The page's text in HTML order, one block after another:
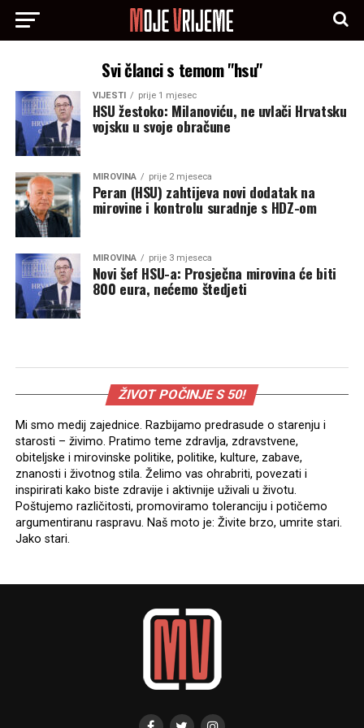
Svi članci s temom "hsu"
VIJESTI prije 1 mjesec
HSU žestoko: Milanoviću, ne uvlači Hrvatsku
vojsku u svoje obračune
MIROVINA prije 2 mjeseca
Peran (HSU) zahtijeva novi dodatak na
mirovine i kontrolu suradnje s HDZ-om
MIROVINA prije 3 mjeseca
Novi šef HSU-a: Prosječna mirovina će biti
800 eura, nećemo štedjeti
ŽIVOT POČINJE S 50!
Mi smo medij zajednice. Razbijamo predrasude o starenju i
starosti – živimo. Pratimo teme zdravlja, zdravstvene,
obiteljske i mirovinske politike, politike, kulture, zabave,
znanosti i životnog stila. Želimo vas ohrabriti, povezati i
inspirirati kako biste zdravije i aktivnije uživali u životu.
Poštujemo različitosti, promoviramo toleranciju i potičemo
argumentiranu raspravu. Naš moto je: Živite brzo, umrite stari.
Jako stari.